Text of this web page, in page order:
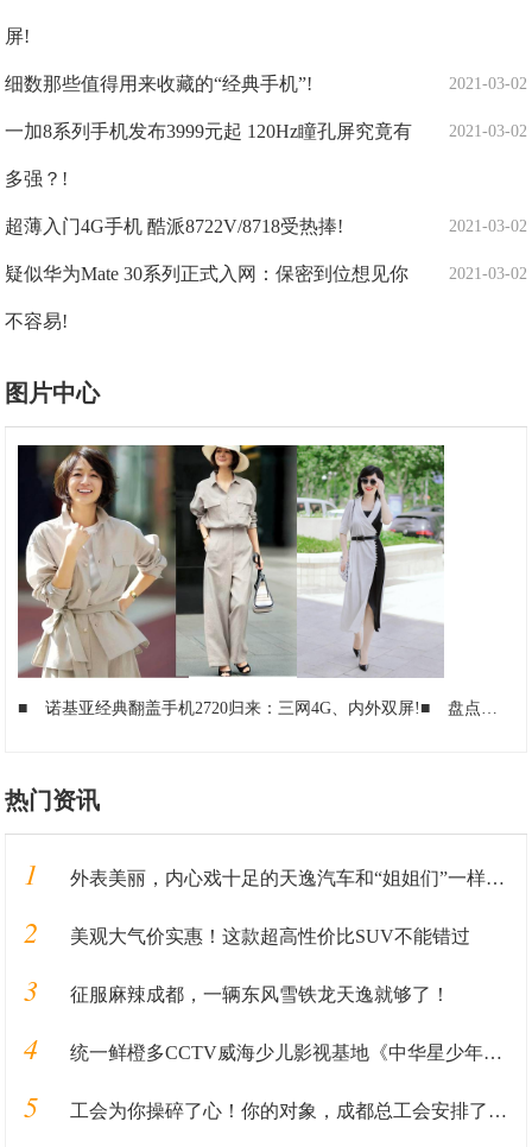
屏!
2021-03-02
细数那些值得用来收藏的“经典手机”!
2021-03-02
一加8系列手机发布3999元起 120Hz瞳孔屏究竟有
多强？!
2021-03-02
超薄入门4G手机 酷派8722V/8718受热捧!
2021-03-02
疑似华为Mate 30系列正式入网：保密到位想见你
不容易!
图片中心
■ 诺基亚经典翻盖手机2720归来：三网4G、内外双屏!■ 盘点几款经典的手机 你用过其中哪一款？!
热门资讯
1 外表美丽，内心戏十足的天逸汽车和“姐姐们”一样，靠实力圈粉
2 美观大气价实惠！这款超高性价比SUV不能错过
3 征服麻辣成都，一辆东风雪铁龙天逸就够了！
4 统一鲜橙多CCTV威海少儿影视基地《中华星少年》火热报名中
5 工会为你操碎了心！你的对象，成都总工会安排了！！！